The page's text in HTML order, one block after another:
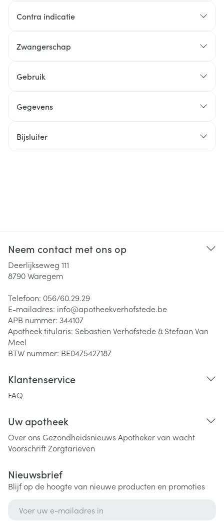
Contra indicatie
Zwangerschap
Gebruik
Gegevens
Bijsluiter
Neem contact met ons op
Deerlijkseweg 111
8790Waregem
Telefoon: 056/60.29.29
E-mailadres: info@apotheekverhofstede.be
APB nummer: 344107
Apotheek titularis: Sebastien Verhofstede & Stefaan Van
Meel
BTW nummer: BE0475427187
Klantenservice
FAQ
Uw apotheek
Over ons Gezondheidsnieuws Apotheker van wacht
VoorschriftZorgtarieven
Nieuwsbrief
Blijf op de hoogte van nieuwe producten en promoties